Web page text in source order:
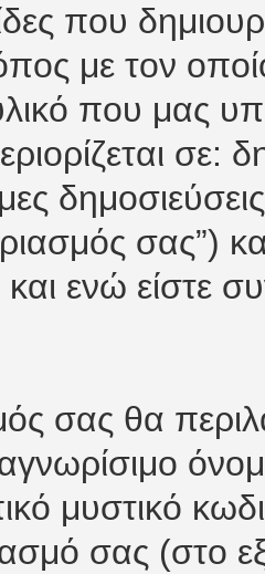
που
με τον
που μας
σε:
σας”)
ενώ είστε
σας θα
μυστικό
σας (στο